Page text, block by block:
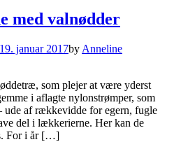
med valnødder
19. januar 2017by Anneline
som plejer at være yderst
i aflagte nylonstrømper, som
ude af rækkevidde for egern, fugle
del i lækkerierne. Her kan de
For i år […]